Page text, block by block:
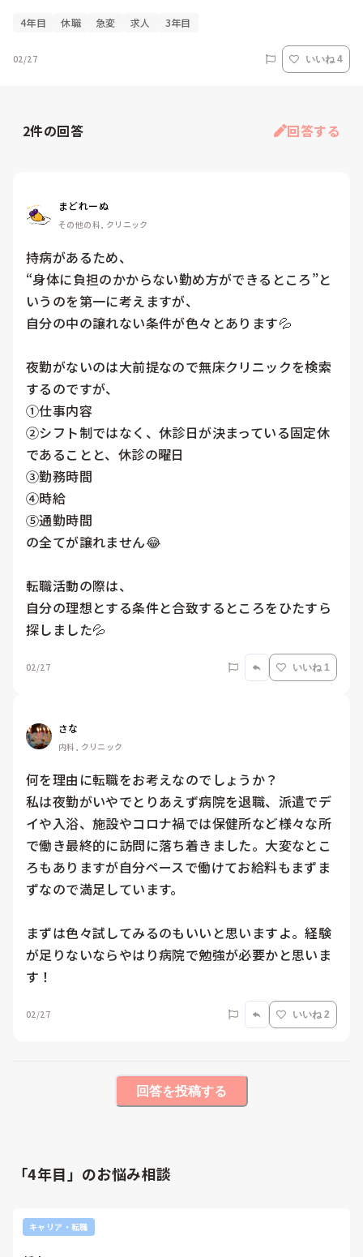
4年目 休職 急変 求人 3年目
02/27 いいね 4
2件の回答 回答する
まどれーぬ
その他の科, クリニック
持病があるため、
“身体に負担のかからない勤め方ができるところ”と
いうのを第一に考えますが、
自分の中の譲れない条件が色々とあります💦
夜勤がないのは大前提なので無床クリニックを検索
するのですが、
①仕事内容
②シフト制ではなく、休診日が決まっている固定休
であることと、休診の曜日
③勤務時間
④時給
⑤通勤時間
の全てが譲れません😂
転職活動の際は、
自分の理想とする条件と合致するところをひたすら
探しました💦
02/27 いいね 1
さな
内科, クリニック
何を理由に転職をお考えなのでしょうか？
私は夜勤がいやでとりあえず病院を退職、派遣でデ
イや入浴、施設やコロナ禍では保健所など様々な所
で働き最終的に訪問に落ち着きました。大変なとこ
ろもありますが自分ペースで働けてお給料もまずま
ずなので満足しています。
まずは色々試してみるのもいいと思いますよ。経験
が足りないならやはり病院で勉強が必要かと思いま
す！
02/27 いいね 2
回答を投稿する
「4年目」のお悩み相談
キャリア・転職